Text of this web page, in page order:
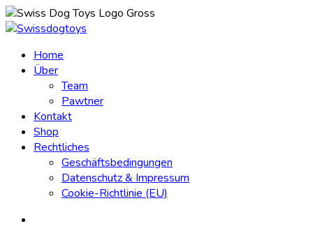
Home
Über
Team
Pawtner
Kontakt
Shop
Rechtliches
Geschäftsbedingungen
Datenschutz & Impressum
Cookie-Richtlinie (EU)